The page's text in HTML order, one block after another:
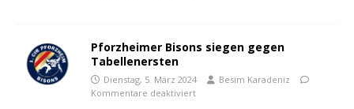
Pforzheimer Bisons siegen gegen
Tabellenersten
Dienstag, 5. März 2024
Besim Karadeniz
Kommentare deaktiviert